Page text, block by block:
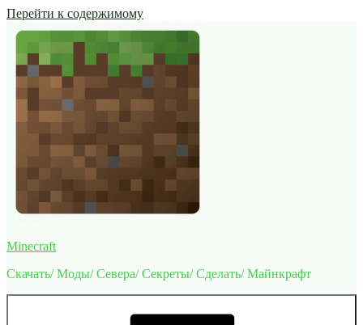
Перейти к содержимому
Minecraft
Скачать/ Моды/ Севера/ Секреты/ Сделать/ Майнкрафт